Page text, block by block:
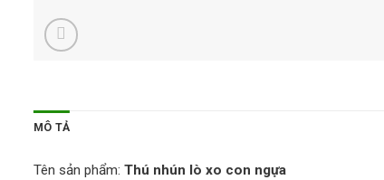
MÔ TẢ
Tên sản phẩm: Thú nhún lò xo con ngựa